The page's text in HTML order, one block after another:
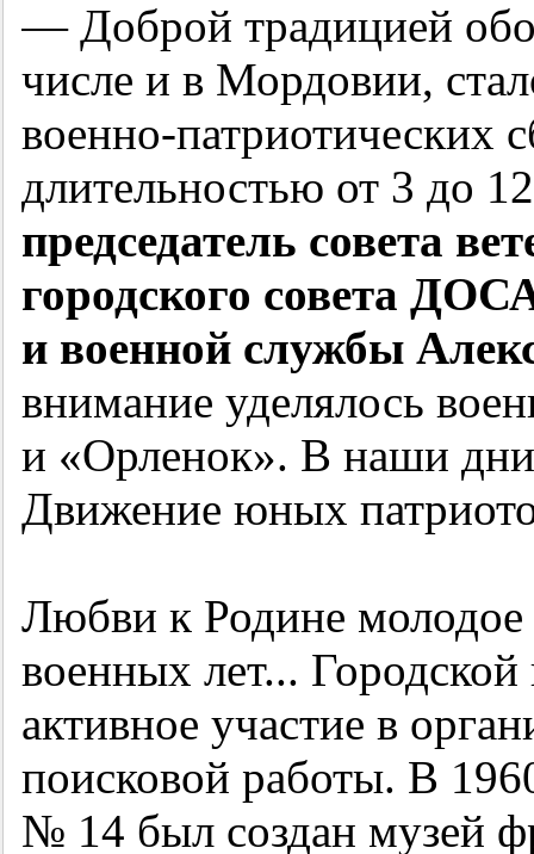
— Доброй традицией
числе и в Мордовии,
военно-патриотических
длительностью от 3 до
председатель совета
городского совета
и военной службы
внимание уделялось
и «Орленок». В наши
Движение юных
Любви к Родине молодое
военных лет...
активное участие в
поисковой работы. В
№ 14 был создан музей